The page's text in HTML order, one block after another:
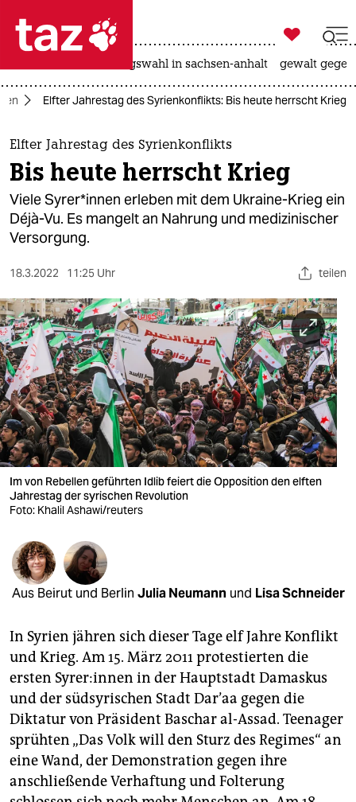
 taz zahl ich
taz zahl ich
themen
politik
öko
gesellschaft
sport
berlin
nord
wahrheit
verlag
verlag
shop
fragen & hilfe
abo
genossenschaft
epaper login

taz zahl ich
landtagswahl in sachsen-anhalt gewalt
Elfter Jahrestag des Syrienkonflikts: Bis heute herrscht Krieg
Elfter Jahrestag des Syrienkonflikts
Bis heute herrscht Krieg
Viele Sy­re­r*in­nen erleben mit dem Ukraine-Krieg ein
Déjà-Vu. Es mangelt an Nahrung und medizinischer
Versorgung.
18.3.2022 11:25 Uhr teilen
Im von Rebellen geführten Idlib feiert die Opposition den elften
Jahrestag der syrischen Revolution
Foto: Khalil Ashawi/reuters
Aus Beirut und Berlin Julia Neumann und Lisa Schneider
In Syrien jähren sich dieser Tage elf Jahre Konflikt
und Krieg. Am 15. März 2011 protestierten die
ersten Sy­re­r:in­nen in der Hauptstadt Damaskus
und der südsyrischen Stadt Dar’aa gegen die
Diktatur von Präsident Baschar al-Assad. Teenager
sprühten „Das Volk will den Sturz des Regimes“ an
eine Wand, der Demonstration gegen ihre
anschließende Verhaftung und Folterung